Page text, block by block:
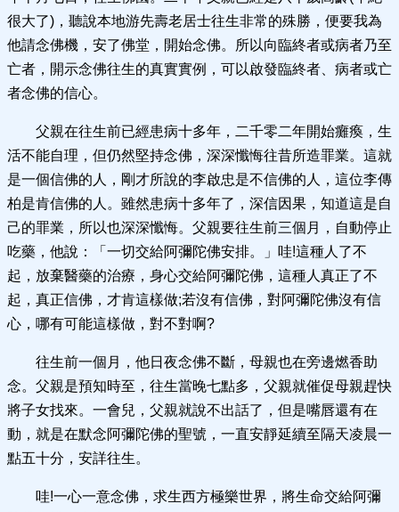
很大了)，聽說本地游先壽老居士往生非常的殊勝，便要我為
他請念佛機，安了佛堂，開始念佛。所以向臨終者或病者乃至
亡者，開示念佛往生的真實實例，可以啟發臨終者、病者或亡
者念佛的信心。
父親在往生前已經患病十多年，二千零二年開始癱瘓，生
活不能自理，但仍然堅持念佛，深深懺悔往昔所造罪業。這就
是一個信佛的人，剛才所說的李啟忠是不信佛的人，這位李傳
柏是肯信佛的人。雖然患病十多年了，深信因果，知道這是自
己的罪業，所以也深深懺悔。父親要往生前三個月，自動停止
吃藥，他說：「一切交給阿彌陀佛安排。」哇!這種人了不
起，放棄醫藥的治療，身心交給阿彌陀佛，這種人真正了不
起，真正信佛，才肯這樣做;若沒有信佛，對阿彌陀佛沒有信
心，哪有可能這樣做，對不對啊?
往生前一個月，他日夜念佛不斷，母親也在旁邊燃香助
念。父親是預知時至，往生當晚七點多，父親就催促母親趕快
將子女找來。一會兒，父親就說不出話了，但是嘴唇還有在
動，就是在默念阿彌陀佛的聖號，一直安靜延續至隔天凌晨一
點五十分，安詳往生。
哇!一心一意念佛，求生西方極樂世界，將生命交給阿彌